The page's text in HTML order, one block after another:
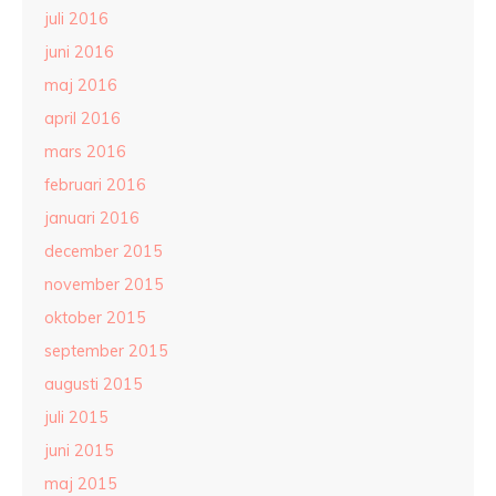
juli 2016
juni 2016
maj 2016
april 2016
mars 2016
februari 2016
januari 2016
december 2015
november 2015
oktober 2015
september 2015
augusti 2015
juli 2015
juni 2015
maj 2015